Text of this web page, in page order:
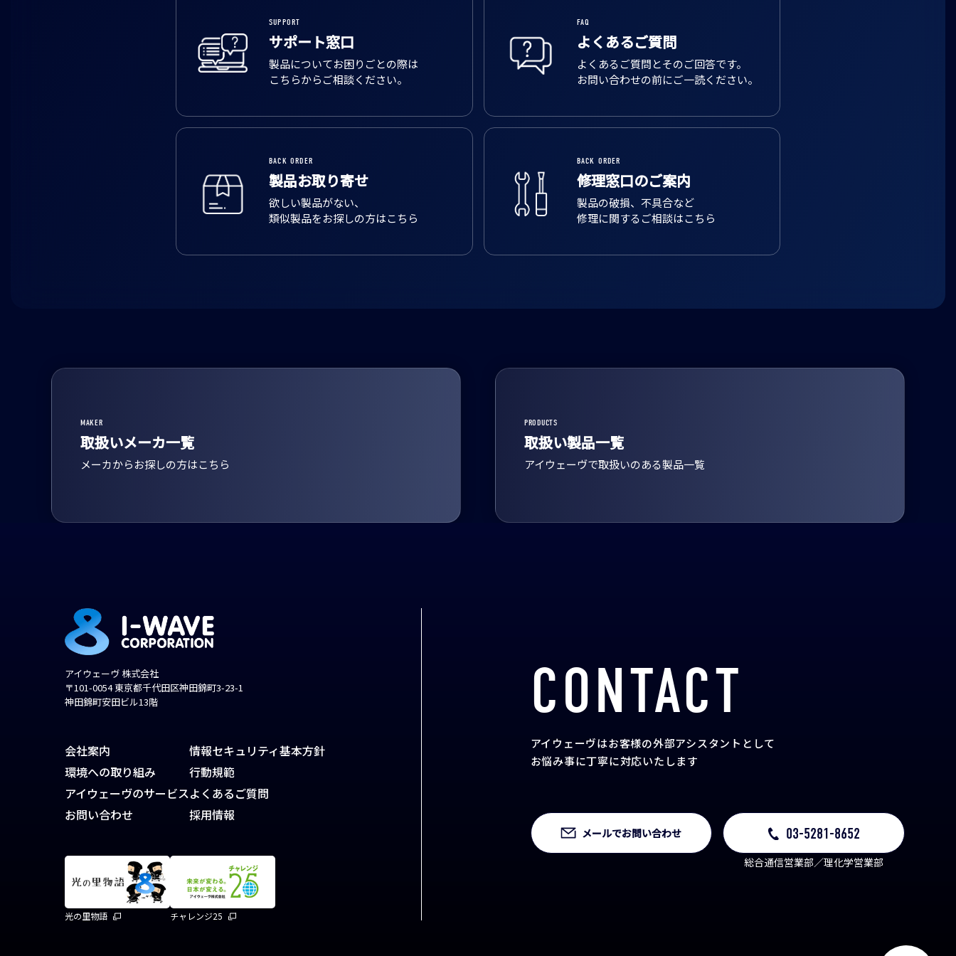
SUPPORT
サポート窓口
製品についてお困りごとの際は
こちらからご相談ください。
FAQ
よくあるご質問
よくあるご質問とそのご回答です。
お問い合わせの前にご一読ください。
BACK ORDER
製品お取り寄せ
欲しい製品がない、
類似製品をお探しの方はこちら
BACK ORDER
修理窓口のご案内
製品の破損、不具合など
修理に関するご相談はこちら
MAKER
取扱いメーカ一覧
メーカからお探しの方はこちら
PRODUCTS
取扱い製品一覧
アイウェーヴで取扱いのある製品一覧
CONTACT
アイウェーヴはお客様の外部アシスタント として
お悩み事に丁寧に対応いたします
メールでお問い合わせ 03-5281-8652
総合通信営業部／理化学営業部
アイウェーヴ 株式会社
〒101-0054 東京都千代田区神田錦町3-23-1
神田錦町安田ビル13階
会社案内
環境への取り組み
アイウェーヴのサービス
お問い合わせ
情報セキュリティ基本方針
行動規範
よくあるご質問
採用情報
光の里物語 チャレンジ25